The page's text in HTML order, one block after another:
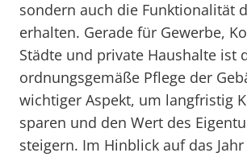
sondern auch die Funktionalität
erhalten. Gerade für Gewerbe,
Städte und private Haushalte ist
ordnungsgemäße Pflege der
wichtiger Aspekt, um langfristig
sparen und den Wert des
steigern. Im Hinblick auf das